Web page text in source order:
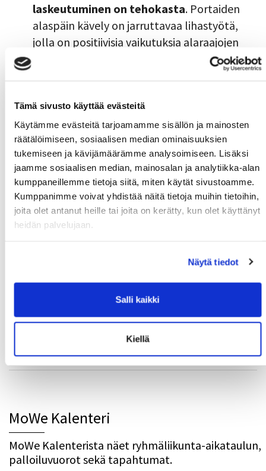
Tämä sivusto käyttää evästeitä
Käytämme evästeitä tarjoamamme sisällön ja mainosten
räätälöimiseen, sosiaalisen median ominaisuuksien
tukemiseen ja kävijämäärämme analysoimiseen. Lisäksi
jaamme sosiaalisen median, mainosalan ja analytiikka-alan
kumppaneillemme tietoja siitä, miten käytät sivustoamme.
Kumppanimme voivat yhdistää näitä tietoja muihin tietoihin,
joita olet antanut heille tai joita on kerätty, kun olet käyttänyt
heidän palvelujaan.
Näytä tiedot
Salli kaikki
Kiellä
laskeutuminen on tehokasta. Portaiden
alaspäin kävely on jarruttavaa lihastyötä,
jolla on positiivisia vaikutuksia alaraajojen
lihasvoimaan sekä lukuisia muita hyviä
2 minuutin porraskävely päivittäin mm.
edistää oppimiskykyä, vaikuttaa
positiivisesti unenlaatuun, kohentaa
mielialaa, parantaa muistia....Lista on
pitkä!
Lähde: porraspäivät.fi
Syksyn Kalenterit julkaistaan ma 17.8.2026
24.06. Tervetuloa uudet opiskelijat!
Kuntosalien kesän aukioloajat
10.06. Wanted: Uusia ohjaajia
MoWe Kalenteri
MoWe Kalenterista näet ryhmäliikunta-aikataulun,
palloiluvuorot sekä tapahtumat.